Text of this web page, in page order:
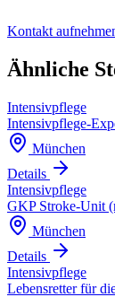
Kontakt
Ähnliche
Intensivpflege
Intensivpflege-
München
Details
Intensivpflege
GKP Stroke-Unit
München
Details
Intensivpflege
Lebensretter für